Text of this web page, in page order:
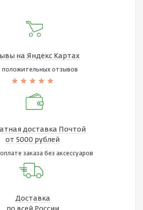
на Яндекс Картах
положительных отзывов
доставка Почтой
от 5000 рублей
заказа без аксессуаров
Доставка